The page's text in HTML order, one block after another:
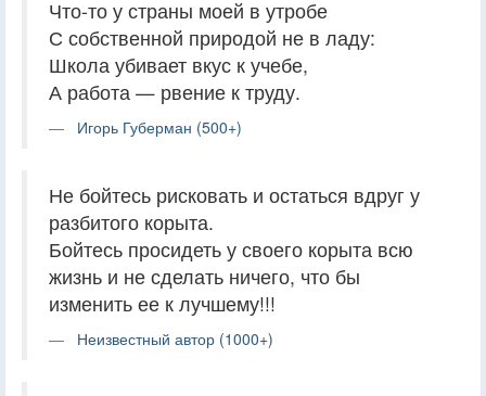
Что-то у страны моей в утробе
С собственной природой не в ладу:
Школа убивает вкус к учебе,
А работа — рвение к труду.
Игорь Губерман (500+)
Не бойтесь рисковать и остаться вдруг у
разбитого корыта.
Бойтесь просидеть у своего корыта всю
жизнь и не сделать ничего, что бы
изменить ее к лучшему!!!
Неизвестный автор (1000+)